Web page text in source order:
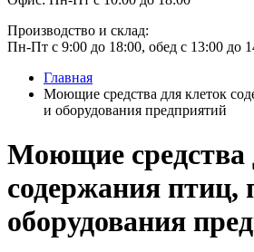
Производство и склад:
Пн-Пт с 9:00 до 18:00, обед с 13:00 до
Главная
Моющие средства для клеток
и оборудования предприятий
Моющие средства
содержания птиц,
оборудования